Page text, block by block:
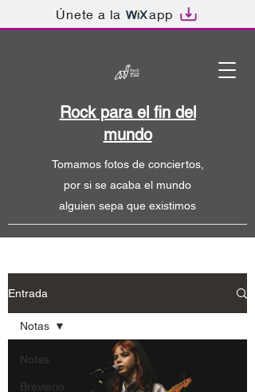
Únete a la app
Tomamos fotos de conciertos,
por si se acaba el mundo
alguien sepa que existimos
Rock para el fin del
mundo
Entrada
Notas
Breviario
Notas